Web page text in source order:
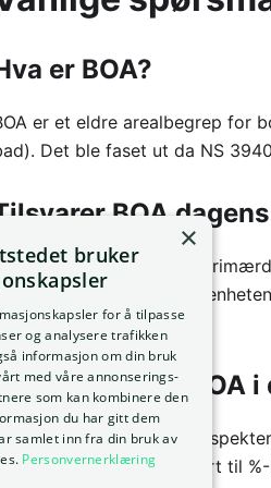
er BOA?
er et eldre arealbegrep for
Det ble faset ut da NS
BOA dagens
direkte. BOA dekket
innenfor
målt som BRA-i.
møter jeg BOA i
og fremst i eldre
ennå ikke er oppdatert til %-
×
bruker
for å tilpasse
og analysere trafikken
informasjon om din bruk
med våre annonserings-
som kan kombinere den
du har gitt dem
samlet inn fra din bruk av
Personvernerklæring